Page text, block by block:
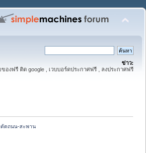
ข่าว:
องฟรี ติด google , เวบบอร์ดประกาศฟรี , ลงประกาศฟรี
ตัดถนน-สะพาน